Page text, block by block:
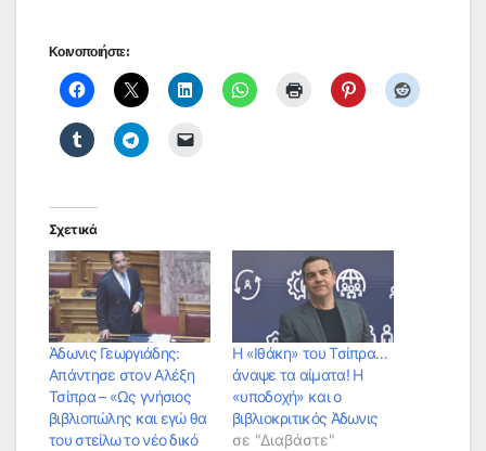
Κοινοποιήστε:
Σχετικά
Άδωνις Γεωργιάδης:
Απάντησε στον Αλέξη
Τσίπρα – «Ως γνήσιος
βιβλιοπώλης και εγώ θα
του στείλω το νέο δικό
Η «Ιθάκη» του Τσίπρα…
άναψε τα αίματα! Η
«υποδοχή» και ο
βιβλιοκριτικός Άδωνις
σε "Διαβάστε"